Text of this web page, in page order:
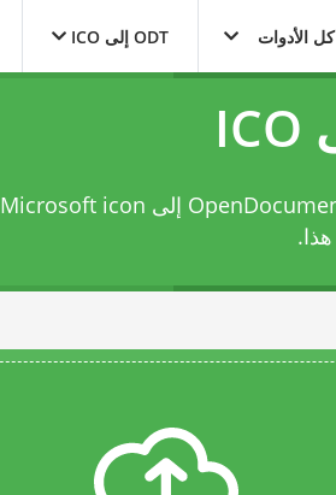
كل الأدوات ODT إلى ICO
حوّل ملفك من OpenDocument Text Document إلى Microsoft icon
هذا.